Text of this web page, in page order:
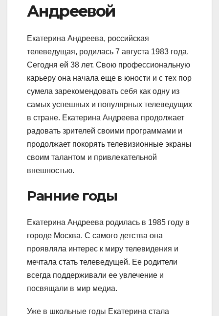
Андреевой
Екатерина Андреева, российская
телеведущая, родилась 7 августа 1983 года.
Сегодня ей 38 лет. Свою профессиональную
карьеру она начала еще в юности и с тех пор
сумела зарекомендовать себя как одну из
самых успешных и популярных телеведущих
в стране. Екатерина Андреева продолжает
радовать зрителей своими программами и
продолжает покорять телевизионные экраны
своим талантом и привлекательной
внешностью.
Ранние годы
Екатерина Андреева родилась в 1985 году в
городе Москва. С самого детства она
проявляла интерес к миру телевидения и
мечтала стать телеведущей. Ее родители
всегда поддерживали ее увлечение и
посвящали в мир медиа.
Уже в школьные годы Екатерина стала